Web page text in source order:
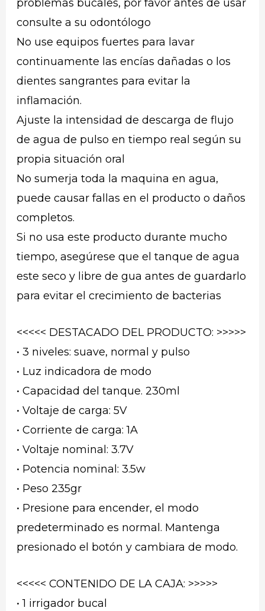
problemas bucales, por favor antes de usar
consulte a su odontólogo
No use equipos fuertes para lavar
continuamente las encías dañadas o los
dientes sangrantes para evitar la
inflamación.
Ajuste la intensidad de descarga de flujo
de agua de pulso en tiempo real según su
propia situación oral
No sumerja toda la maquina en agua,
puede causar fallas en el producto o daños
completos.
Si no usa este producto durante mucho
tiempo, asegúrese que el tanque de agua
este seco y libre de gua antes de guardarlo
para evitar el crecimiento de bacterias
<<<<< DESTACADO DEL PRODUCTO: >>>>>
• 3 niveles: suave, normal y pulso
• Luz indicadora de modo
• Capacidad del tanque. 230ml
• Voltaje de carga: 5V
• Corriente de carga: 1A
• Voltaje nominal: 3.7V
• Potencia nominal: 3.5w
• Peso 235gr
• Presione para encender, el modo
predeterminado es normal. Mantenga
presionado el botón y cambiara de modo.
<<<<< CONTENIDO DE LA CAJA: >>>>>
• 1 irrigador bucal